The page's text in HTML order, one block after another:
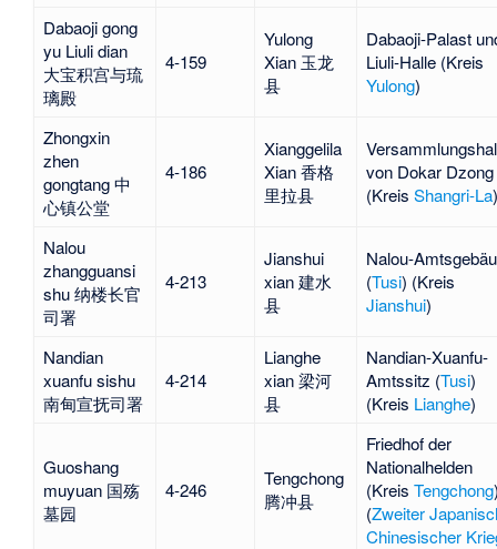
Dabaoji gong
yu Liuli dian
大宝积宫与琉
璃殿
4-159
Yulong
Xian 玉龙
县
Dabaoji-Palast
Liuli-Halle(Kreis
Yulong)
Zhongxin
zhen
gongtang 中
心镇公堂
4-186
Xianggelila
Xian 香格
里拉县
von Dokar Dzong
(Kreis Shangri-La)
Nalou
zhangguansi
shu 纳楼长官
司署
4-213
Jianshui
xian 建水
县
Nalou-
(Tusi) (Kreis
Jianshui)
Nandian
xuanfu sishu
南甸宣抚司署
4-214
Lianghe
xian 梁河
县
Nandian-Xuanfu-
Amtssitz (Tusi)
(Kreis Lianghe)
Guoshang
muyuan 国殇
墓园
4-246
Tengchong
腾冲县
Friedhof der
Nationalhelden
(Kreis Tengchong
(Zweiter
Chinesischer